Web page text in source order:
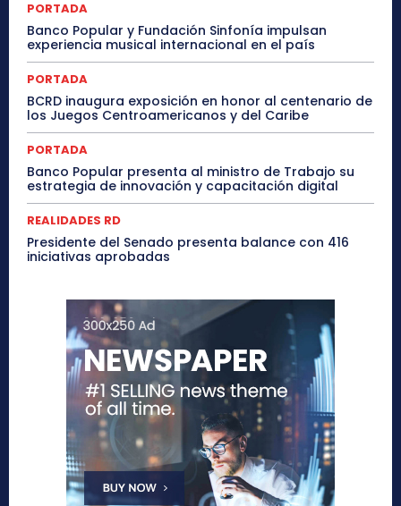
PORTADA
Banco Popular y Fundación Sinfonía impulsan
experiencia musical internacional en el país
PORTADA
BCRD inaugura exposición en honor al centenario de
los Juegos Centroamericanos y del Caribe
PORTADA
Banco Popular presenta al ministro de Trabajo su
estrategia de innovación y capacitación digital
REALIDADES RD
Presidente del Senado presenta balance con 416
iniciativas aprobadas